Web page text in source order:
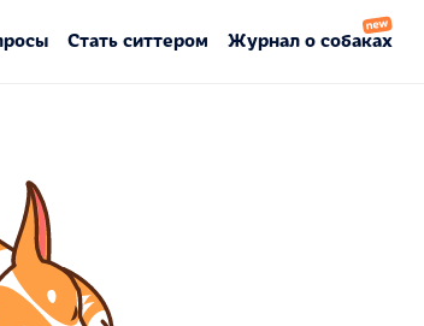
Стать ситтером Журнал о собаках